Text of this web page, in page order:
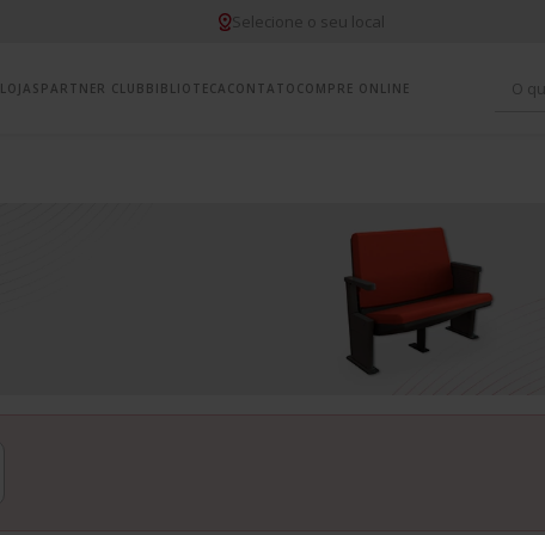
Selecione o seu local
LOJAS PARTNER CLUB BIBLIOTECA CONTATO COMPRE ONLINE